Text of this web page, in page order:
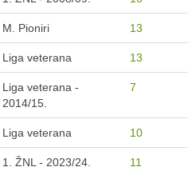
M. Pioniri 13
Liga veterana 13
Liga veterana -
2014/15.
7
Liga veterana 10
1. ŽNL - 2023/24. 11